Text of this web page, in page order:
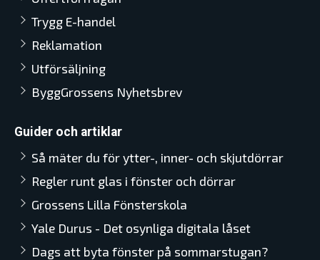
Trygg E-handel
Reklamation
Utförsäljning
ByggGrossens Nyhetsbrev
Guider och artiklar
Så mäter du för ytter-, inner- och skjutdörrar
Regler runt glas i fönster och dörrar
Grossens Lilla Fönsterskola
Yale Durus - Det osynliga digitala låset
Dags att byta fönster på sommarstugan?